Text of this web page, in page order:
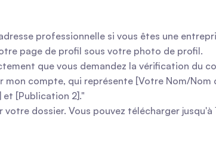
professionnelle si vous êtes une
page de profil sous votre photo de profil.
que vous demandez la vérification du
compte, qui représente [Votre Nom/Nom
et [Publication 2]."
dossier. Vous pouvez télécharger